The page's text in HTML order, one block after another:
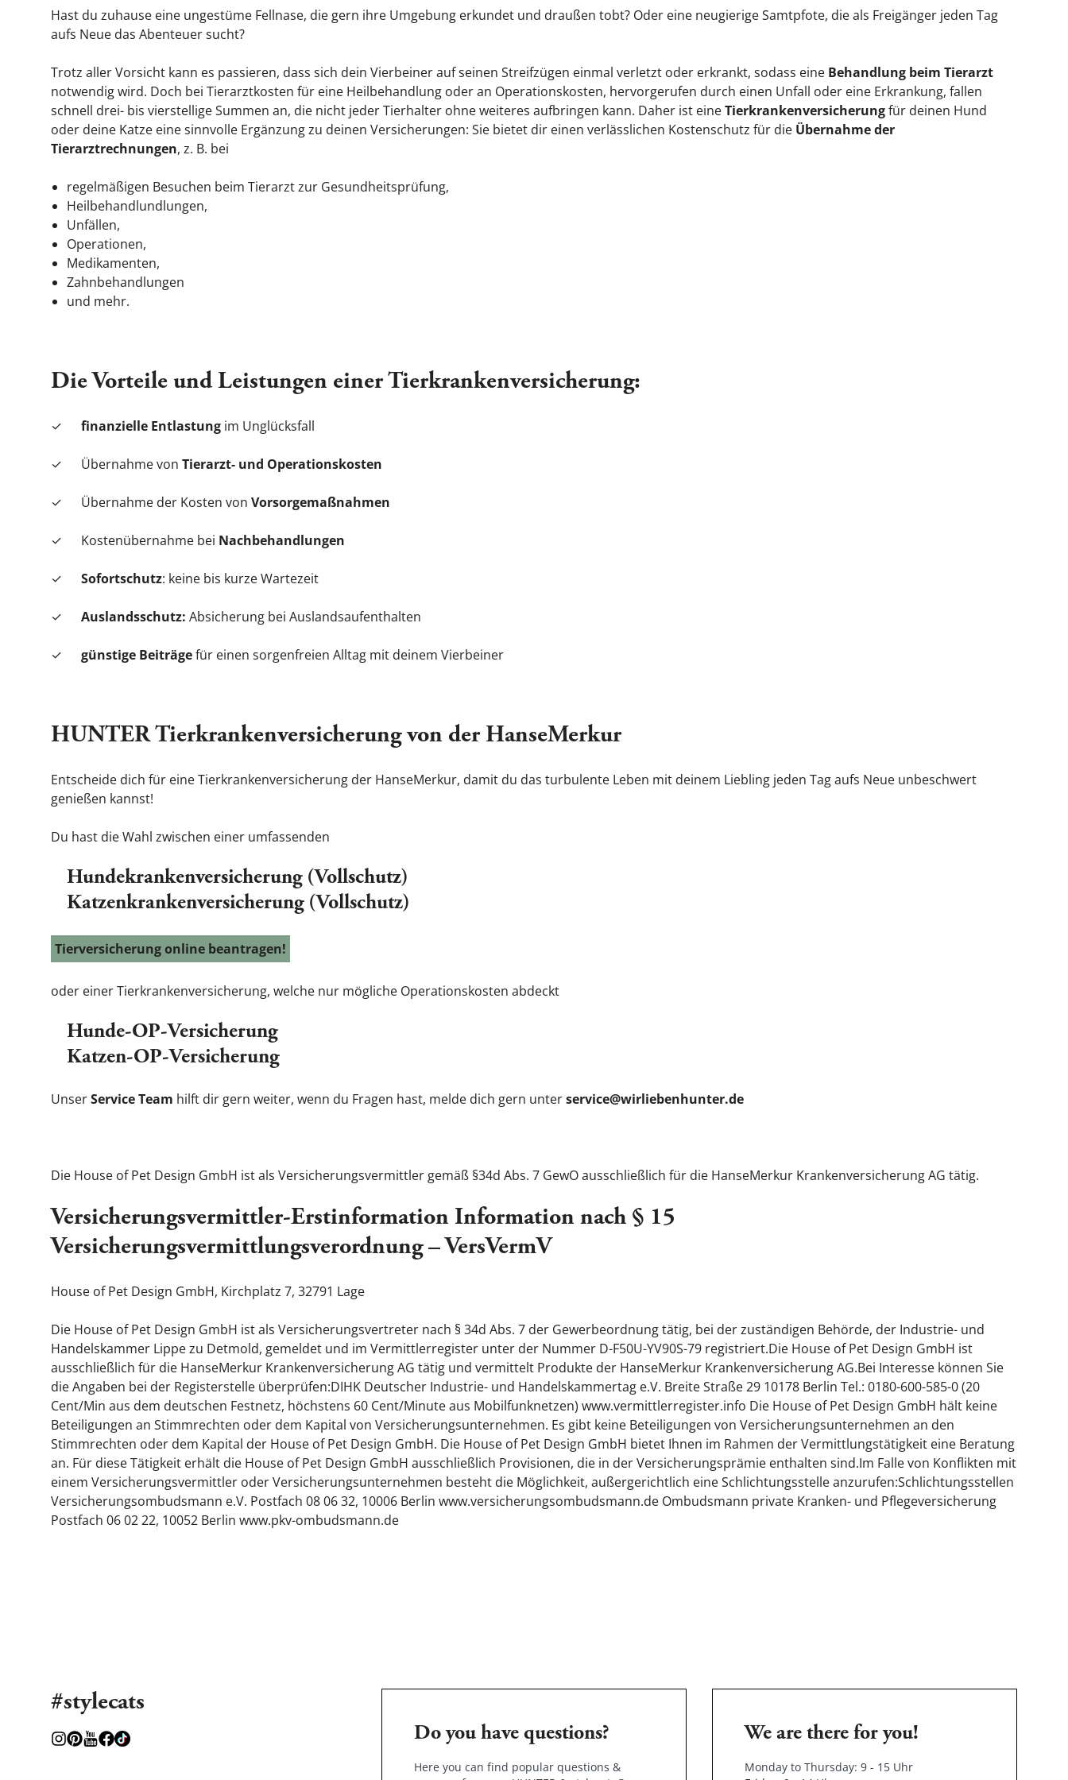
Hast du zuhause eine ungestüme Fellnase, die gern ihre Umgebung erkundet und draußen tobt? Oder eine neugierige Samtpfote, die als Freigänger jeden Tag
aufs Neue das Abenteuer sucht?
Trotz aller Vorsicht kann es passieren, dass sich dein Vierbeiner auf seinen Streifzügen einmal verletzt oder erkrankt, sodass eine Behandlung beim Tierarzt
notwendig wird. Doch bei Tierarztkosten für eine Heilbehandlung oder an Operationskosten, hervorgerufen durch einen Unfall oder eine Erkrankung, fallen
schnell drei- bis vierstellige Summen an, die nicht jeder Tierhalter ohne weiteres aufbringen kann. Daher ist eineTierkrankenversicherungfür deinen Hund
oder deine Katze eine sinnvolle Ergänzung zu deinen Versicherungen: Sie bietet dir einen verlässlichen Kostenschutz für die Übernahme der
Tierarztrechnungen, z. B. bei
regelmäßigen Besuchen beim Tierarzt zur Gesundheitsprüfung,
Heilbehandlundlungen,
Unfällen,
Operationen,
Medikamenten,
Zahnbehandlungen
und mehr.
Die Vorteile und Leistungen einer Tierkrankenversicherung:
✓ finanzielle Entlastung im Unglücksfall
✓ Übernahme von Tierarzt- und Operationskosten
✓ Übernahme der Kosten von Vorsorgemaßnahmen
✓ Kostenübernahme bei Nachbehandlungen
✓ Sofortschutz: keine bis kurze Wartezeit
✓ Auslandsschutz: Absicherung bei Auslandsaufenthalten
✓ günstige Beiträgefür einen sorgenfreien Alltag mit deinem Vierbeiner
HUNTER Tierkrankenversicherung von der HanseMerkur
Entscheide dich für eineTierkrankenversicherung der HanseMerkur, damit du das turbulente Leben mit deinem Liebling jeden Tag aufs Neue unbeschwert
genießen kannst!
Du hast die Wahl zwischen einer umfassenden
Hundekrankenversicherung (Vollschutz)
Katzenkrankenversicherung (Vollschutz)
Tierversicherung online beantragen!
oder einer Tierkrankenversicherung, welche nur mögliche Operationskosten abdeckt
Hunde-OP-Versicherung
Katzen-OP-Versicherung
UnserService Team hilft dir gern weiter, wenn du Fragen hast, melde dich gern unterservice@wirliebenhunter.de
Die House of Pet Design GmbH ist als Versicherungsvermittler gemäß §34d Abs. 7 GewO ausschließlich für die HanseMerkur Krankenversicherung AG tätig.
Versicherungsvermittler-Erstinformation Information nach § 15
Versicherungsvermittlungsverordnung – VersVermV
House of Pet Design GmbH, Kirchplatz 7, 32791 Lage
Die House of Pet Design GmbH ist als Versicherungsvertreter nach § 34d Abs. 7 der Gewerbeordnung tätig, bei der zuständigen Behörde, der Industrie- und
Handelskammer Lippe zu Detmold, gemeldet und im Vermittlerregister unter der Nummer D-F50U-YV90S-79 registriert.Die House of Pet Design GmbH ist
ausschließlich für die HanseMerkur Krankenversicherung AG tätig und vermittelt Produkte der HanseMerkur Krankenversicherung AG.Bei Interesse können Sie
die Angaben bei der Registerstelle überprüfen:DIHK Deutscher Industrie- und Handelskammertag e.V. Breite Straße 29 10178 Berlin Tel.: 0180-600-585-0 (20
Cent/Min aus dem deutschen Festnetz, höchstens 60 Cent/Minute aus Mobilfunknetzen) www.vermittlerregister.info Die House of Pet Design GmbH hält keine
Beteiligungen an Stimmrechten oder dem Kapital von Versicherungsunternehmen. Es gibt keine Beteiligungen von Versicherungsunternehmen an den
Stimmrechten oder dem Kapital der House of Pet Design GmbH. Die House of Pet Design GmbH bietet Ihnen im Rahmen der Vermittlungstätigkeit eine Beratung
an. Für diese Tätigkeit erhält die House of Pet Design GmbH ausschließlich Provisionen, die in der Versicherungsprämie enthalten sind.Im Falle von Konflikten mit
einem Versicherungsvermittler oder Versicherungsunternehmen besteht die Möglichkeit, außergerichtlich eine Schlichtungsstelle anzurufen:Schlichtungsstellen
Versicherungsombudsmann e.V. Postfach 08 06 32, 10006 Berlin www.versicherungsombudsmann.de Ombudsmann private Kranken- und Pflegeversicherung
Postfach 06 02 22, 10052 Berlin www.pkv-ombudsmann.de
#stylecats
Do you have questions?
Here you can find popular questions &
We are there for you!
Monday to Thursday: 9 - 15 Uhr